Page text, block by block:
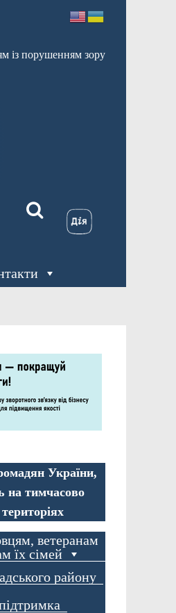
із порушенням зору
України,
на тимчасово
ветеранам
їх сімей
району